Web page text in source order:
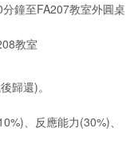
鐘至FA207教室外圓桌
教室
歸還)。
、反應能力(30%)、